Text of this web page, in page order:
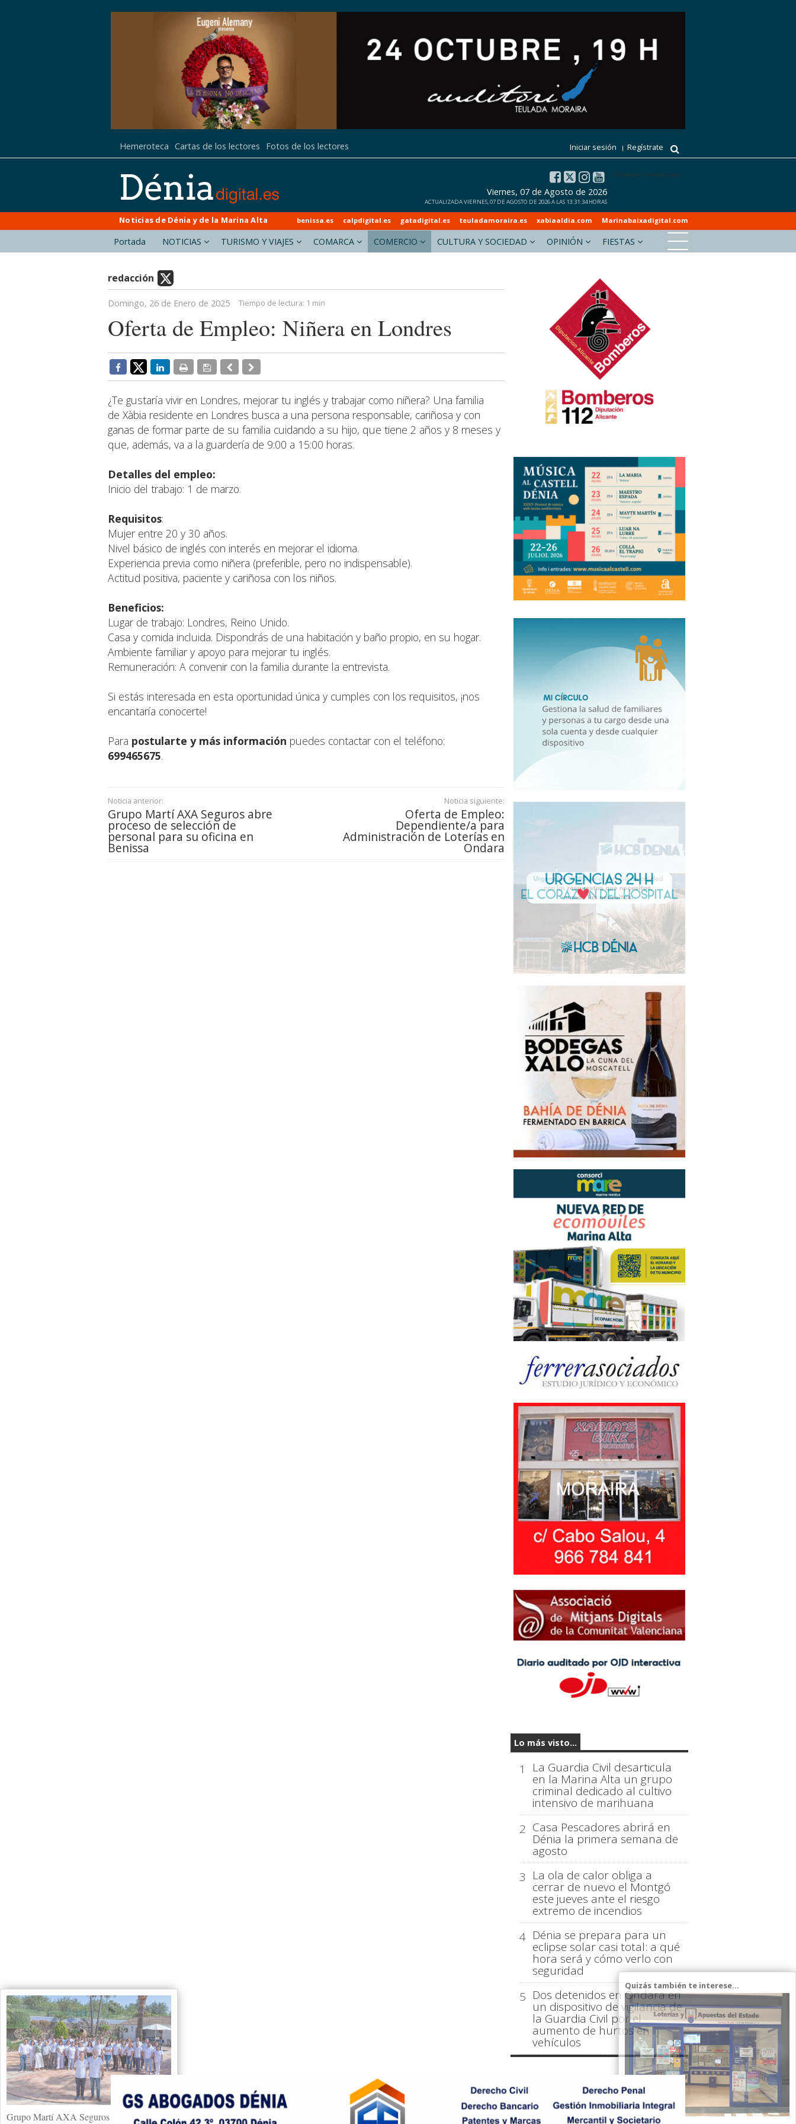
Hemeroteca Cartas de los lectores Fotos de los lectores Iniciar sesión Regístrate
El tiempo - Tutiempo.net
Viernes, 07 de Agosto de 2026
ACTUALIZADA VIERNES, 07 DE AGOSTO DE 2026 A LAS 13:31:34 HORAS
Noticias de Dénia y de la Marina Alta benissa.es calpdigital.es gatadigital.es teuladamoraira.es xabiaaldia.com Marinabaixadigital.com
Portada NOTICIAS TURISMO Y VIAJES COMARCA COMERCIO CULTURA Y SOCIEDAD OPINIÓN FIESTAS
redacción
Domingo, 26 de Enero de 2025 Tiempo de lectura: 1 min
Oferta de Empleo: Niñera en Londres
¿Te gustaría vivir en Londres, mejorar tu inglés y trabajar como niñera? Una familia
de Xàbia residente en Londres busca a una persona responsable, cariñosa y con
ganas de formar parte de su familia cuidando a su hijo, que tiene 2 años y 8 meses y
que, además, va a la guardería de 9:00 a 15:00 horas.
Detalles del empleo:
Inicio del trabajo: 1 de marzo.
Requisitos:
Mujer entre 20 y 30 años.
Nivel básico de inglés con interés en mejorar el idioma.
Experiencia previa como niñera (preferible, pero no indispensable).
Actitud positiva, paciente y cariñosa con los niños.
Beneficios:
Lugar de trabajo: Londres, Reino Unido.
Casa y comida incluida. Dispondrás de una habitación y baño propio, en su hogar.
Ambiente familiar y apoyo para mejorar tu inglés.
Remuneración: A convenir con la familia durante la entrevista.
Si estás interesada en esta oportunidad única y cumples con los requisitos, ¡nos
encantaría conocerte!
Para postularte y más información puedes contactar con el teléfono:
699465675.
Noticia anterior:
Grupo Martí AXA Seguros abre
proceso de selección de
personal para su oficina en
Benissa
Noticia siguiente:
Oferta de Empleo:
Dependiente/a para
Administración de Loterías en
Ondara
Lo más visto...
1 La Guardia Civil desarticula
en la Marina Alta un grupo
criminal dedicado al cultivo
intensivo de marihuana
2 Casa Pescadores abrirá en
Dénia la primera semana de
agosto
3 La ola de calor obliga a
cerrar de nuevo el Montgó
este jueves ante el riesgo
extremo de incendios
4 Dénia se prepara para un
eclipse solar casi total: a qué
hora será y cómo verlo con
seguridad
5 Dos detenidos en Ondara en
un dispositivo de vigilancia de
la Guardia Civil por el
aumento de hurtos en
vehículos
Grupo Martí AXA Seguros abre proceso de
Quizás también te interese...